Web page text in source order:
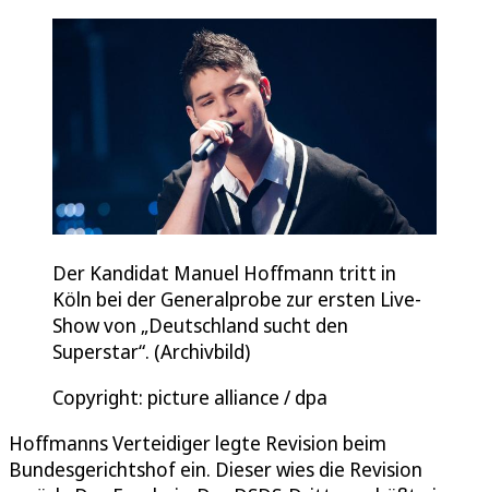
Der Kandidat Manuel Hoffmann tritt in
Köln bei der Generalprobe zur ersten Live-
Show von „Deutschland sucht den
Superstar“. (Archivbild)
Copyright: picture alliance / dpa
Hoffmanns Verteidiger legte Revision beim
Bundesgerichtshof ein. Dieser wies die Revision